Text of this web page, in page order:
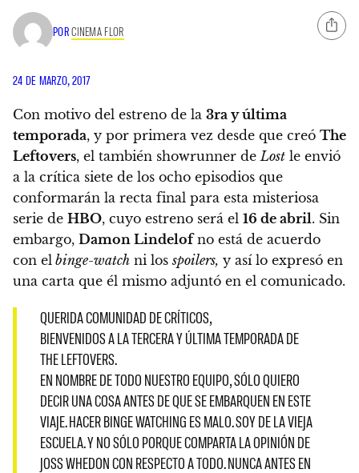
PORCINEMA FLOR
24 DE MARZO, 2017
Con motivo del estreno de la 3ra y última
temporada, y por primera vez desde que creó The
Leftovers, el también showrunner deLost le envió
a la crítica siete de los ocho episodios que
conformarán la recta final para esta misteriosa
serie de HBO, cuyo estreno será el 16 de abril. Sin
embargo, Damon Lindelofno está de acuerdo
con el binge-watch ni losspoilers, y así lo expresó en
una carta que él mismo adjuntó en el comunicado.
QUERIDA COMUNIDAD DE CRÍTICOS,
BIENVENIDOS A LA TERCERA Y ÚLTIMA TEMPORADA DE
THE LEFTOVERS.
EN NOMBRE DE TODO NUESTRO EQUIPO, SÓLO QUIERO
DECIR UNA COSA ANTES DE QUE SE EMBARQUEN EN ESTE
VIAJE. HACER BINGE WATCHING ES MALO. SOY DE LA VIEJA
ESCUELA. Y NO SÓLO PORQUE COMPARTA LA OPINIÓN DE
JOSS WHEDON CON RESPECTO A TODO. NUNCA ANTES EN